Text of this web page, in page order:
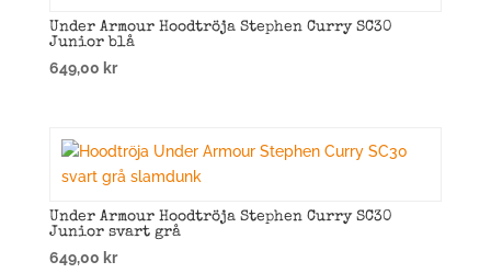
Under Armour Hoodtröja Stephen Curry SC30
Junior blå
649,00 kr
Under Armour Hoodtröja Stephen Curry SC30
Junior svart grå
649,00 kr